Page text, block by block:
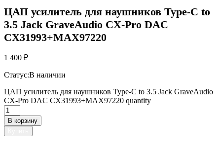
ЦАП усилитель для наушников Type-C to
3.5 Jack GraveAudio CX-Pro DAC
CX31993+MAX97220
1 400 ₽
Статус:В наличии
ЦАП усилитель для наушников Type-C to 3.5 Jack GraveAudio
CX-Pro DAC CX31993+MAX97220 quantity
В корзину